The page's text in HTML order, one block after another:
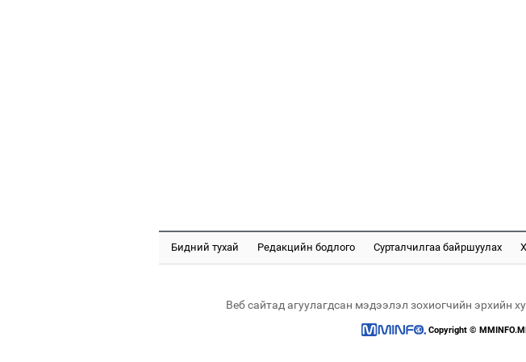
Бидний тухай Редакцийн бодлого Сурталчилгаа байршуулах
Веб сайтад агуулагдсан мэдээлэл зохиогчийн эрхийн
Copyright ©